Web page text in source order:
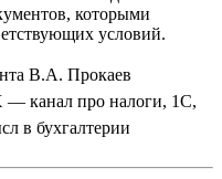
которыми
условий.
В.А. Прокаев
— канал про налоги, 1С,
в бухгалтерии